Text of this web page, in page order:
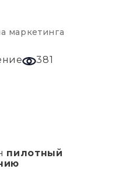
маркетинга
381
пилотный